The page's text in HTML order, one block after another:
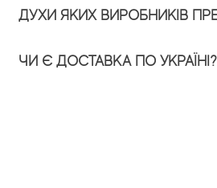
ДУХИ ЯКИХ ВИРОБНИКІВ
ЧИ Є ДОСТАВКА ПО УКРАЇНІ?